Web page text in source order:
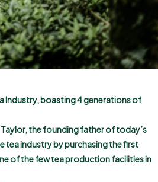
Industry, boasting 4 generations of
Taylor, the founding father of today’s
tea industry by purchasing the first
of the few tea production facilities in